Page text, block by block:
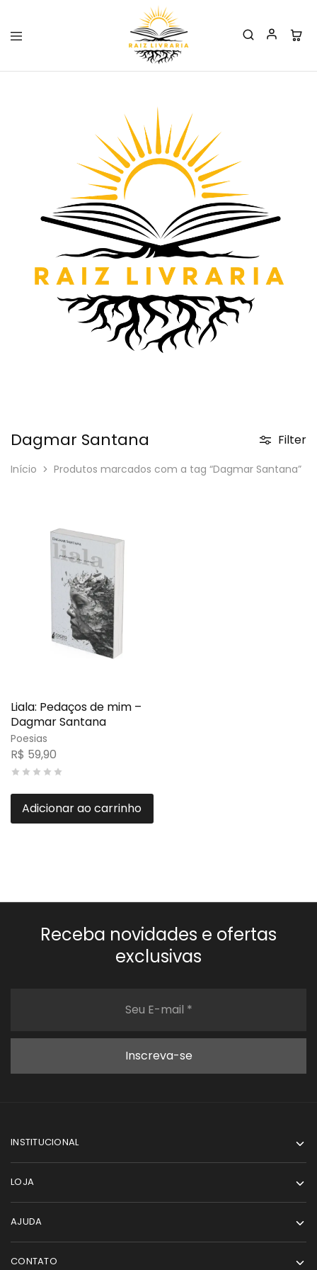
Raiz
Dagmar Santana
Início Produtos marcados com a tag “Dagmar Santana”
Filter
Poesias
Liala: Pedaços de mim –
Dagmar Santana
R$ 59,90
Adicionar ao carrinho
Receba novidades e ofertas
exclusivas
INSTITUCIONAL
LOJA
AJUDA
CONTATO